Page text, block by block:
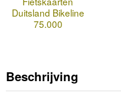
Duitsland Bikeline
75.000
Beschrijving